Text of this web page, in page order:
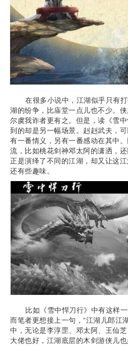
在很多小说中，江湖似乎只有
湖的纷争，比庙堂一点儿也不少。侠
尔虞我诈者更有之。但是，读《雪
到的却是另一幅场景。赳赳武夫，
有一番情义，另有一番感动在其中
流，比如桃花剑神邓太阿的潇洒，
正是演绎了不同的江湖，却又让这
还有些趣味。
比如《雪中悍刀行》中有这样一
而笔者更想接上一句，“江湖儿郎江
中，无论是李淳罡、邓太阿、王仙
大佬也好，江湖底层的木剑游侠儿